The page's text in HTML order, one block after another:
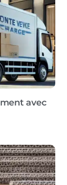
avec